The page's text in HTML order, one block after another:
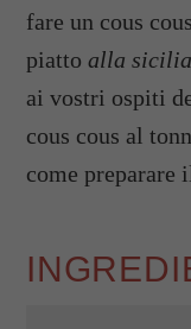
fare un cous
piatto alla
ai vostri ospiti
cous cous al
come preparare